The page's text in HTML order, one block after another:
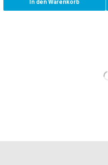
In den Warenkorb